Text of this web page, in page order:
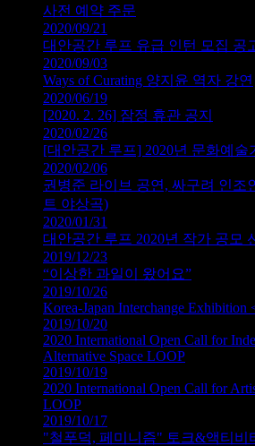
사전 예약 주문
2020/09/21
대안공간 루프 유급 인턴 모집 공
2020/09/03
Ways of Curating 양지윤 역자 강연
2020/06/19
[2020. 2. 26] 잠정 휴관 공지
2020/02/26
[대안공간 루프] 2020년 문화예술
2020/02/06
권병준 라이브 공연, 싸구려 인조
트 야상곡)
2020/01/31
대안공간 루프 2020년 작가 공모
2019/12/23
“이상한 과일이 왔어요”
2019/10/26
Korea-Japan Interchange Exhibition
2019/10/20
2020 International Open Call for
Alternative Space LOOP
2019/10/19
2020 International Open Call for
LOOP
2019/10/17
"철푸덕, 페미니즘" 토크&액티비